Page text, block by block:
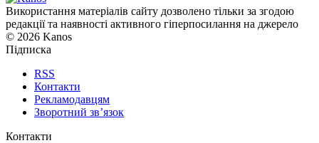
Використання матеріалів сайту дозволено тільки за згодою
редакції та наявності активного гіперпосилання на джерело
© 2026 Kanos
Підписка
RSS
Контакти
Рекламодавцям
Зворотний зв’язок
Контакти